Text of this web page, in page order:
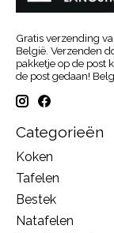
Gratis verzending
België. Verzenden
pakketje op de post
de post gedaan!
Categorieën
Koken
Tafelen
Bestek
Natafelen